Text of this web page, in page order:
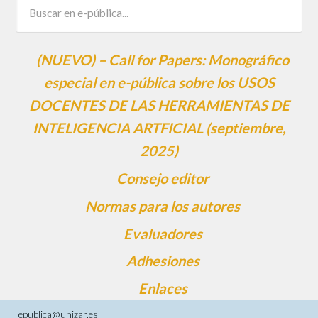
(NUEVO) – Call for Papers: Monográfico
especial en e-pública sobre los USOS
DOCENTES DE LAS HERRAMIENTAS DE
INTELIGENCIA ARTFICIAL (septiembre,
2025)
Consejo editor
Normas para los autores
Evaluadores
Adhesiones
Enlaces
epublica@unizar.es